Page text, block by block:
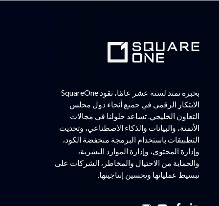
بخبرة تمتد لستة عشر عامًا، تقود SquareOne
الابتكار الرقمي في جميع أنحاء دول مجلس
التعاون الخليجي. تساعد حلولنا في مجالات
الأتمتة، والبيانات والذكاء الاصطناعي، وتحديث
التطبيقات باستخدام البرمجة منخفضة الكود،
وإدارة المحتوى، وإدارة الموارد البشرية،
والحماية من الاحتيال والمخاطر، الشركات على
تبسيط عملياتها وتحسين إنتاجيتها.